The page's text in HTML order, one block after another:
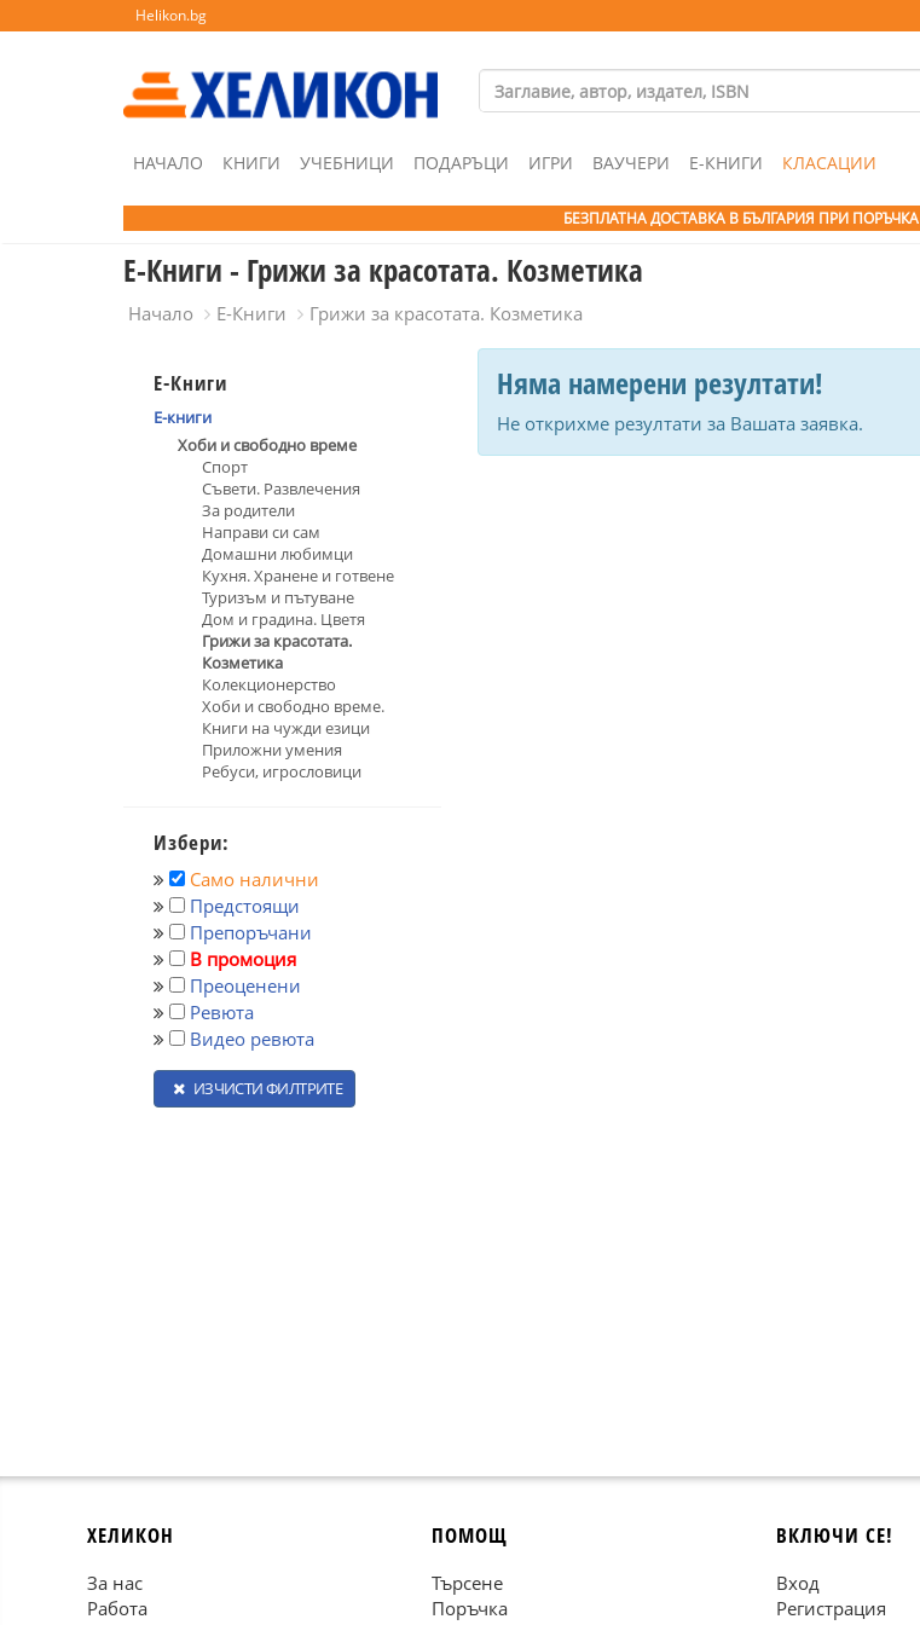
Helikon.bg
НАЧАЛО КНИГИ УЧЕБНИЦИ ПОДАРЪЦИ ИГРИ ВАУЧЕРИ Е-КНИГИ КЛАСАЦИИ
БЕЗПЛАТНА ДОСТАВКА В БЪЛГАРИЯ ПРИ ПОРЪЧКА
Е-Книги - Грижи за красотата. Козметика
Начало Е-Книги Грижи за красотата. Козметика
Е-Книги
Е-книги
Хоби и свободно време
Спорт
Съвети. Развлечения
За родители
Направи си сам
Домашни любимци
Кухня. Хранене и готвене
Туризъм и пътуване
Дом и градина. Цветя
Грижи за красотата.
Козметика
Колекционерство
Хоби и свободно време.
Книги на чужди езици
Приложни умения
Ребуси, игрословици
Избери:
Само налични
Предстоящи
Препоръчани
В промоция
Преоценени
Ревюта
Видео ревюта
ИЗЧИСТИ ФИЛТРИТЕ
Няма намерени резултати!
Не открихме резултати за Вашата заявка.
ХЕЛИКОН
За нас
Работа
ПОМОЩ
Търсене
Поръчка
ВКЛЮЧИ СЕ!
Вход
Регистрация